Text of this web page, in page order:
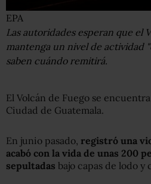
EPA
Las autoridades esperan que el
mantenga un nivel de actividad
saben cuándo remitirá.
El Volcán de Fuego se
Ciudad de Guatemala.
En junio pasado, registró una
acabó con la vida de unas 200
sepultadas bajo capas de lodo y